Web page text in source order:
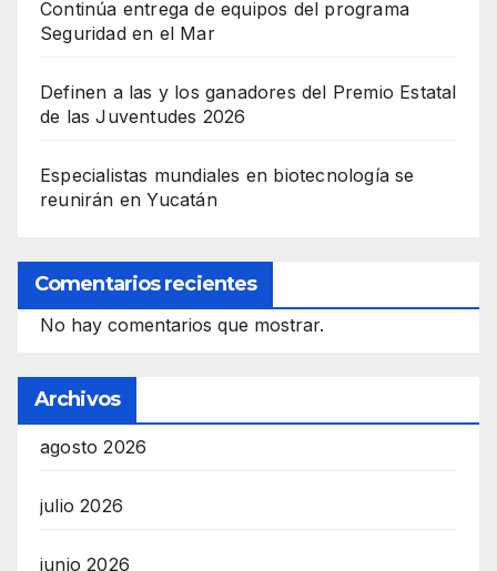
Continúa entrega de equipos del programa
Seguridad en el Mar
Definen a las y los ganadores del Premio Estatal
de las Juventudes 2026
Especialistas mundiales en biotecnología se
reunirán en Yucatán
Comentarios recientes
No hay comentarios que mostrar.
Archivos
agosto 2026
julio 2026
junio 2026